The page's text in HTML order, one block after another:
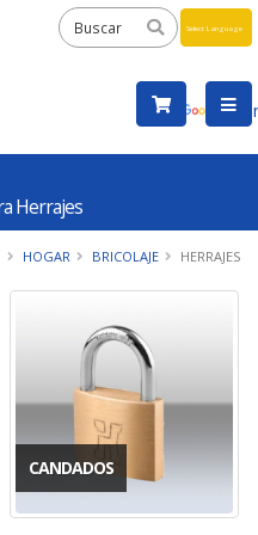
by
Herrajes
HOGAR BRICOLAJE HERRAJES
CANDADOS